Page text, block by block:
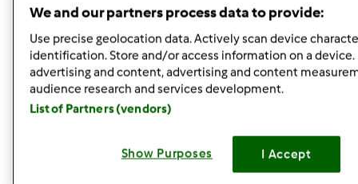
magi1 (niezweryfikowany)
U nas też zimno, dzisiaj w nocy -10 brrr ale to przecież
We and our partners process data to provide:
Use precise geolocation data. Actively scan device
identification. Store and/or access information on a device.
advertising and content, advertising and content
audience research and services development.
List of Partners (vendors)
Show Purposes I Accept